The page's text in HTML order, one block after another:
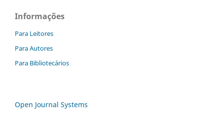
Informações
Para Leitores
Para Autores
Para Bibliotecários
Open Journal Systems